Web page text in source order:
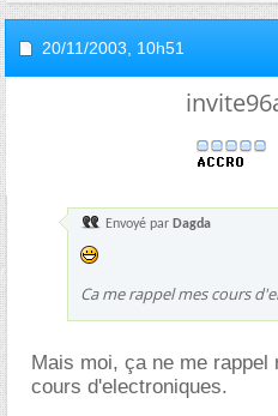
20/11/2003, 10h51
Envoyé par Dagda
Ca me rappel mes cours
Mais moi, ça ne me rappel
cours d'electroniques.